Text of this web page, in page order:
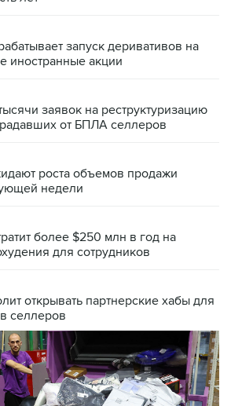
более $250 млн в год на
для сотрудников
открывать партнерские хабы для
селлеров
25,01% в контролирующей